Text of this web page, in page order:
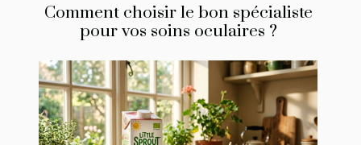
Comment choisir le bon spécialiste
pour vos soins oculaires ?